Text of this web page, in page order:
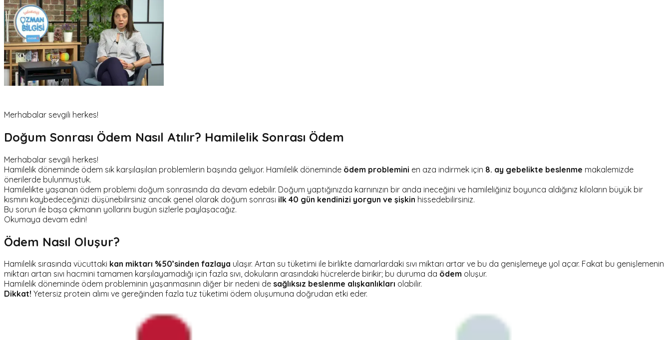
Merhabalar sevgili herkes!
Doğum Sonrası Ödem Nasıl Atılır? Hamilelik Sonrası Ödem
Merhabalar sevgili herkes!
Hamilelik döneminde ödem sık karşılaşılan problemlerin başında geliyor. Hamilelik döneminde ödem problemini en aza indirmek için 8. ay gebelikte beslenme makalemizde
önerilerde bulunmuştuk.
Hamilelikte yaşanan ödem problemi doğum sonrasında da devam edebilir. Doğum yaptığınızda karnınızın bir anda ineceğini ve hamileliğiniz boyunca aldığınız kiloların büyük bir
kısmını kaybedeceğinizi düşünebilirsiniz ancak genel olarak doğum sonrası ilk 40 gün kendinizi yorgun ve şişkin hissedebilirsiniz.
Bu sorun ile başa çıkmanın yollarını bugün sizlerle paylaşacağız.
Okumaya devam edin!
Ödem Nasıl Oluşur?
Hamilelik sırasında vücuttaki kan miktarı %50’sinden fazlaya ulaşır. Artan su tüketimi ile birlikte damarlardaki sıvı miktarı artar ve bu da genişlemeye yol açar. Fakat bu genişlemenin
miktarı artan sıvı hacmini tamamen karşılayamadığı için fazla sıvı, dokuların arasındaki hücrelerde birikir; bu duruma da ödem oluşur.
Hamilelik döneminde ödem probleminin yaşanmasının diğer bir nedeni de sağlıksız beslenme alışkanlıkları olabilir.
Dikkat! Yetersiz protein alımı ve gereğinden fazla tuz tüketimi ödem oluşumuna doğrudan etki eder.